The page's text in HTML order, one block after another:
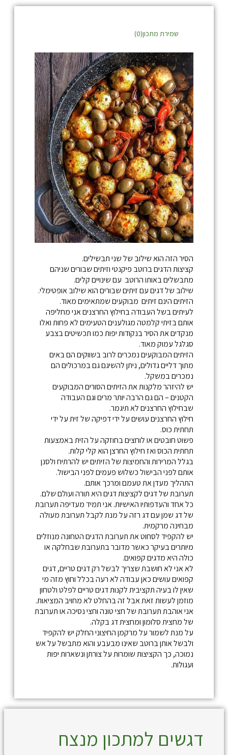
שמירת מתכון(0
)
הסיר הזה הוא שילוב של שני תבשילים.
קציצות הדגים ברוטב פיקנטי וזיתים שבורים שניהם
מתבשלים באותו הרוטב עם שינויים קלים.
שילוב של דגים עם זיתים שבורים הוא שילוב אופטימלי.
הזיתים הינם זיתים מבוקעים שמתאימים מאוד.
לעיתים בשל העבודה בחילוץ החרצנים אני מחליפה
אותם בזיתי קלמטה מגולענים הטעימים לא פחות ואלו
מנקדים את הסיר בנקודות יפות כמו תכשיטים בצבע
סגלגל עמוק מאוד.
הזיתים המבוקעים נמכרים לרוב בשווקים הם באים
מתוך דליים גדולים, ניתן להשיגם גם במרכולים הם
נמכרים במשקל.
יש להיזהר מלקנות את הזיתים הסורים המבוקעים
הקטנים – הם גם הרבה יותר מרים וגם העבודה
שבחילוץ החרצנים לא תיגמר.
חילוץ החרצנים עושים על ידי דפיקה של זית על ידי
תחתית כוס.
פשוט חובטים או לוחצים בחוזקה על הזית באמצעות
תחתית הכוס ואז חילוץ החרצן הוא קלי קלות.
בגלל המרירות והחמיצות של הזיתים יש להרתיח ולסנן
אותם לפני הבישול כשלוש פעמים לפני הבישול.
התהליך מעדן את טעמם ומרכך אותם.
תערובת של דגים לקציצות דגים היא תורה ועולם שלם.
כל אחד והעדפותיו האישיות. אני תמיד מעדיפה תערובת
של דג שמן עם דג רזה על מנת לקבל תערובת מעולה
מבחינה מרקמית.
יש להקפיד לסחוט את תערובת הדגים הטחונה מנוזלים
מיותרים בעיקר כאשר מדובר בתערובת שבחלקה או
כולה היא מדגים קפואים.
לא אני לא חושבת שצריך לבשל רק דגים טריים, דגים
קפואים עושים כאן עבודה לא רעה בכלל וחוץ מזה מי
שאין לו בעיה תקציבית לקנות דגים טריים לפלט ולטחון
מוזמן לעשות זאת אבל זה בהחלט לא מחויב המציאות.
אני אוהבת תערובת של חצי טונה וחצי נסיכה או תערובת
של מחצית סלומון ומחצית דג בקלה.
על מנת לשמור על מרקמן החיצוני החלק יש להקפיד
ולבשל אותן ברוטב שאינו מבעבע והוא מתבשל על אש
נמוכה, כך הקציצות שומרות על צורתן ונשארות יפות
ועגולות.
דגשים למתכון מנצח